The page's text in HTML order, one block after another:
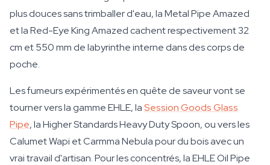
plus douces sans trimballer d'eau, la Metal Pipe Amazed
et la Red-Eye King Amazed cachent respectivement 32
cm et 550 mm de labyrinthe interne dans des corps de
poche.
Les fumeurs expérimentés en quête de saveur vont se
tourner vers la gamme EHLE, laSession Goods Glass
Pipe, la Higher Standards Heavy Duty Spoon, ou vers les
Calumet Wapi et Carmma Nebula pour du bois avec un
vrai travail d'artisan. Pour les concentrés, la EHLE Oil Pipe